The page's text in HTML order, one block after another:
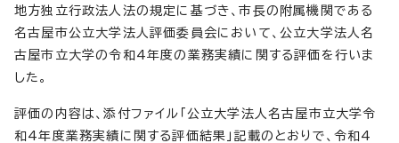
地方独立行政法人法の規定に基づき、市長の附属機関である
名古屋市公立大学法人評価委員会において、公立大学法人名
古屋市立大学の令和4年度の業務実績に関する評価を行いま
した。
評価の内容は、添付ファイル「公立大学法人名古屋市立大学令
和4年度業務実績に関する評価結果」記載のとおりで、令和4